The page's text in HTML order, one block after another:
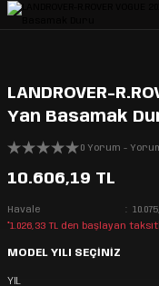
LANDROVER-
Yan Basamak
0 Yorum -
10.606,19 TL
Havale
*1.026,33 TL den başlayan
MODEL YILI SEÇİNİZ
YIL